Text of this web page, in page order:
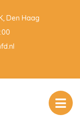
Den Haag